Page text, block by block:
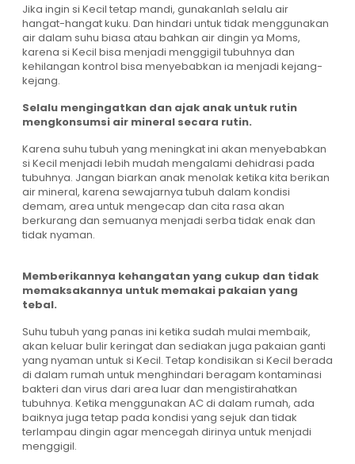
Jika ingin si Kecil tetap mandi, gunakanlah selalu air
hangat-hangat kuku. Dan hindari untuk tidak menggunakan
air dalam suhu biasa atau bahkan air dingin ya Moms,
karena si Kecil bisa menjadi menggigil tubuhnya dan
kehilangan kontrol bisa menyebabkan ia menjadi kejang-
kejang.
Selalu mengingatkan dan ajak anak untuk rutin
mengkonsumsi air mineral secara rutin.
Karena suhu tubuh yang meningkat ini akan menyebabkan
si Kecil menjadi lebih mudah mengalami dehidrasi pada
tubuhnya. Jangan biarkan anak menolak ketika kita berikan
air mineral, karena sewajarnya tubuh dalam kondisi
demam, area untuk mengecap dan cita rasa akan
berkurang dan semuanya menjadi serba tidak enak dan
tidak nyaman.
Memberikannya kehangatan yang cukup dan tidak
memaksakannya untuk memakai pakaian yang
tebal.
Suhu tubuh yang panas ini ketika sudah mulai membaik,
akan keluar bulir keringat dan sediakan juga pakaian ganti
yang nyaman untuk si Kecil. Tetap kondisikan si Kecil berada
di dalam rumah untuk menghindari beragam kontaminasi
bakteri dan virus dari area luar dan mengistirahatkan
tubuhnya. Ketika menggunakan AC di dalam rumah, ada
baiknya juga tetap pada kondisi yang sejuk dan tidak
terlampau dingin agar mencegah dirinya untuk menjadi
menggigil.